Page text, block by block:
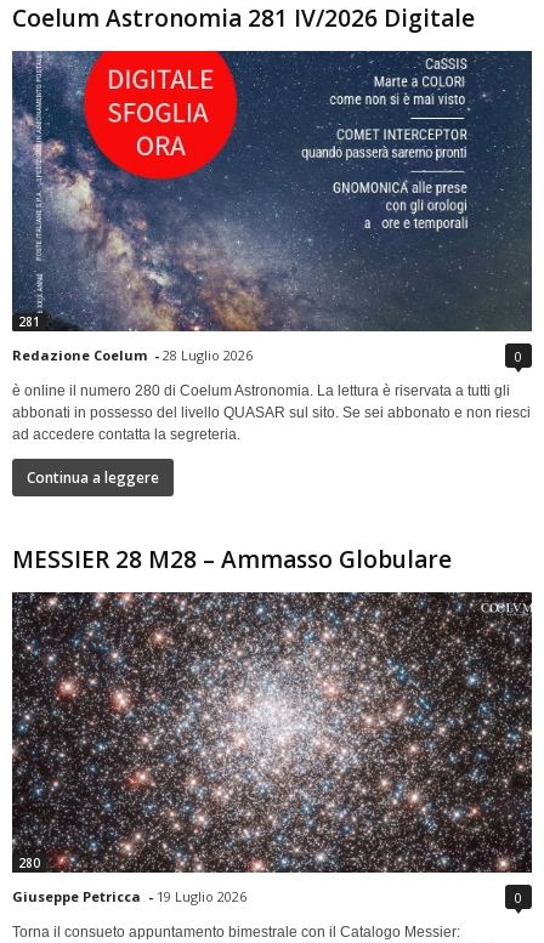
Coelum Astronomia 281 IV/2026 Digitale
281
Redazione Coelum - 28 Luglio 2026 0
è online il numero 280 di Coelum Astronomia. La lettura è riservata a tutti gli
abbonati in possesso del livello QUASAR sul sito. Se sei abbonato e non riesci
ad accedere contatta la segreteria.
Continua a leggere
MESSIER 28 M28 – Ammasso Globulare
280
Giuseppe Petricca - 19 Luglio 2026 0
Torna il consueto appuntamento bimestrale con il Catalogo Messier: